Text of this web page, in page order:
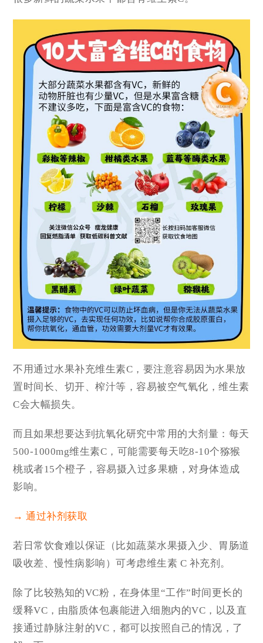
不用通过水果补充维生素C，要注意容易因为水果放
置时间长、切开、榨汁等，容易被空气氧化，维生素
C会大幅损失。
而且如果想要达到抗氧化研究中常用的大剂量：每天
500-1000mg维生素C，可能需要每天吃8-10个猕猴
桃或者15个橙子，容易摄入过多果糖，对身体造成
影响。
→ 通过补剂获取
若日常饮食难以保证（比如蔬菜水果摄入少、胃肠道
吸收差、慢性病影响）可考虑维生素 C 补充剂。
除了比较熟知的VC粉，在身体里“工作”时间更长的
缓释VC，由脂质体包裹能进入细胞内的VC，以及直
接通过静脉注射的VC，都可以按照自己的情况，了